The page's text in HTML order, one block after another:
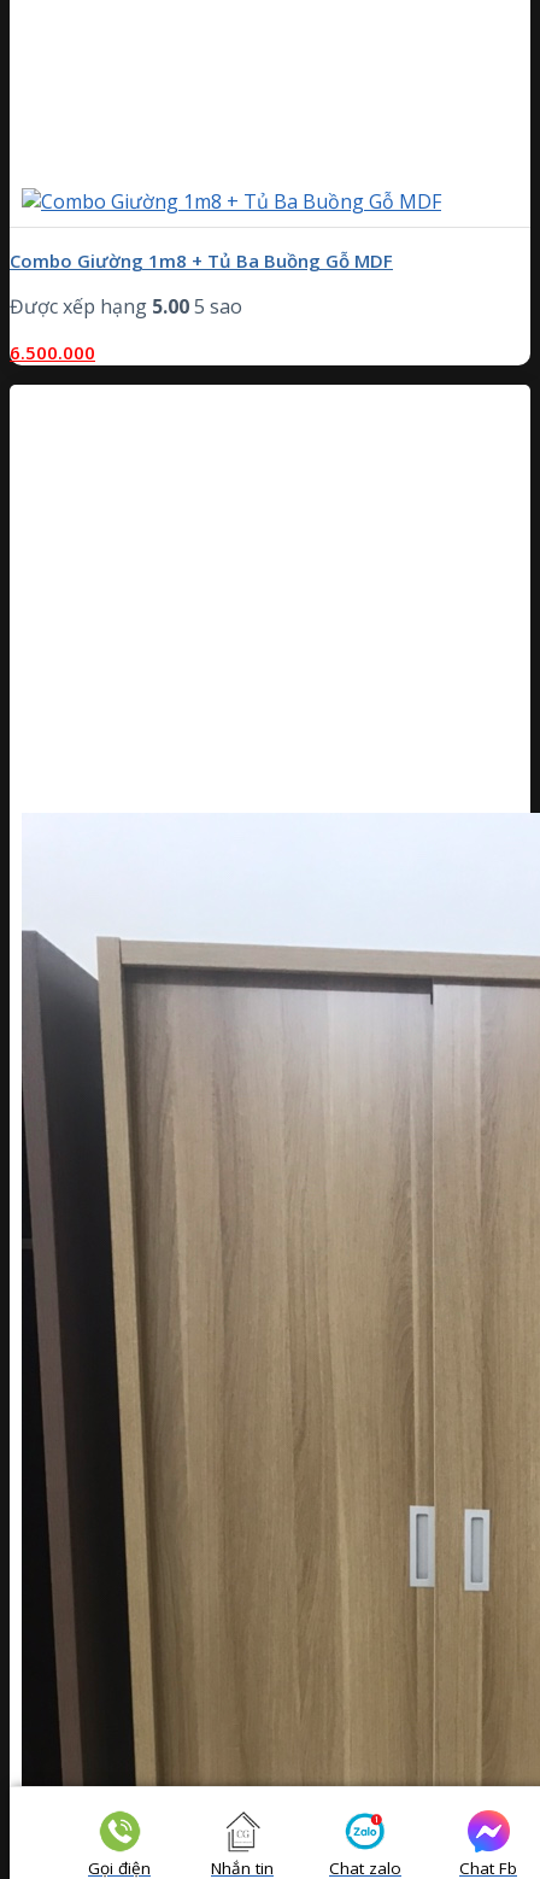
Combo Giường 1m8 + Tủ Ba Buồng Gỗ MDF
Được xếp hạng 5.005 sao
6.500.000
Gọi điện Nhắn tin Chat zalo Chat Fb